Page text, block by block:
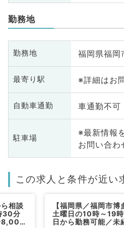
勤務地
勤務地 福岡県福岡
最寄り駅 ※詳細はお
自動車通勤 車通勤不可
駐車場
※最新情報
お問い合わ
この求人と条件が近い
相談
30分
8,000
【福岡県／福岡市博
土曜日の10時～19
日から勤務可能／未